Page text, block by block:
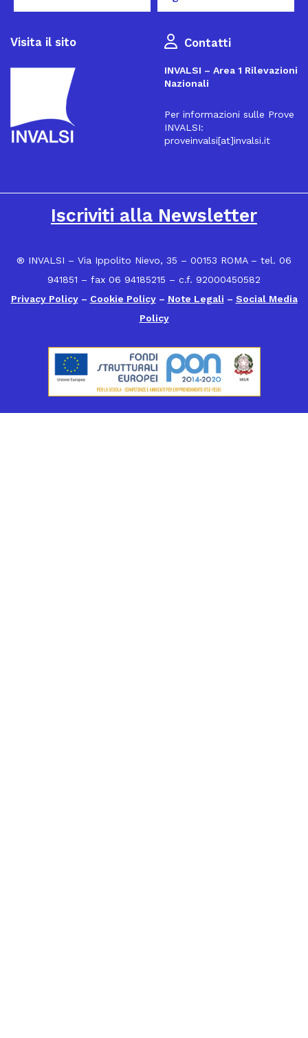
Visita il sito Contatti
INVALSI – Area 1 Rilevazioni
Nazionali
Per informazioni sulle Prove
INVALSI:
proveinvalsi[at]invalsi.it
Iscriviti alla Newsletter
® INVALSI – Via Ippolito Nievo, 35 – 00153 ROMA – tel. 06
941851 – fax 06 94185215 – c.f. 92000450582
Privacy Policy– Cookie Policy– Note Legali – Social Media
Policy